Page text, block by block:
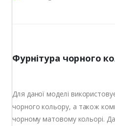
Фурнітура чорного
Для даної моделі
чорного кольору, а також
чорному матовому кольорі.